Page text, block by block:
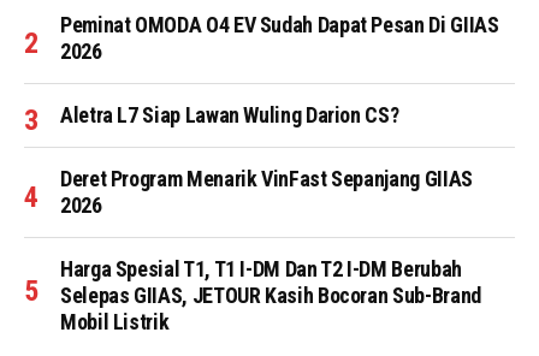
Peminat OMODA O4 EV Sudah Dapat Pesan Di GIIAS
2026
Aletra L7 Siap Lawan Wuling Darion CS?
Deret Program Menarik VinFast Sepanjang GIIAS
2026
Harga Spesial T1, T1 I-DM Dan T2 I-DM Berubah
Selepas GIIAS, JETOUR Kasih Bocoran Sub-Brand
Mobil Listrik